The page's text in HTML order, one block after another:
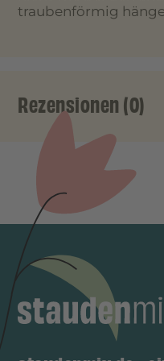
traubenförmig
Rezensionen (0)